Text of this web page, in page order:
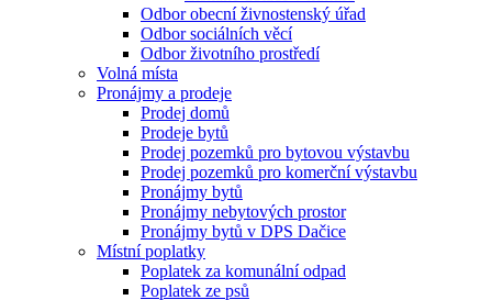
Odbor obecní živnostenský úřad
Odbor sociálních věcí
Odbor životního prostředí
Volná místa
Pronájmy a prodeje
Prodej domů
Prodeje bytů
Prodej pozemků pro bytovou výstavbu
Prodej pozemků pro komerční výstavbu
Pronájmy bytů
Pronájmy nebytových prostor
Pronájmy bytů v DPS Dačice
Místní poplatky
Poplatek za komunální odpad
Poplatek ze psů